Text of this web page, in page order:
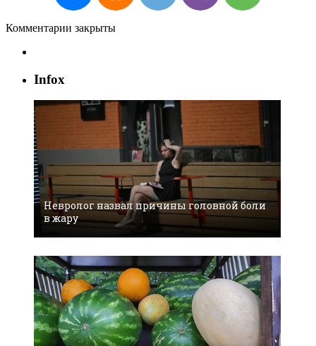
Комментарии закрыты
Infox
Невролог назвал причины головной боли
в жару